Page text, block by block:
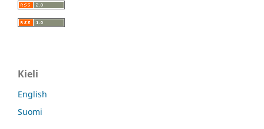
Kieli
English
Suomi